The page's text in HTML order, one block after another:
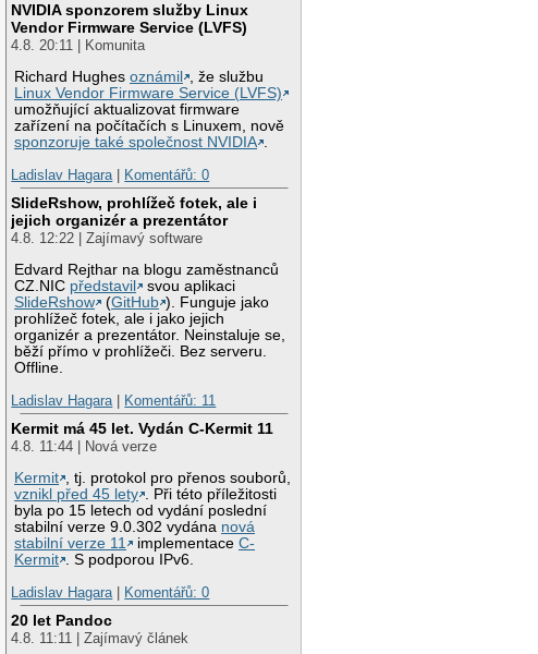
NVIDIA sponzorem služby Linux
Vendor Firmware Service (LVFS)
4.8. 20:11 | Komunita
Richard Hughesoznámil
, že službu
Linux Vendor Firmware Service (LVFS)
umožňující aktualizovat firmware
zařízení na počítačích s Linuxem, nově
sponzoruje také společnost NVIDIA .
Ladislav Hagara | Komentářů: 0
SlideRshow, prohlížeč fotek, ale i
jejich organizér a prezentátor
4.8. 12:22 | Zajímavý software
Edvard Rejthar na blogu zaměstnanců
CZ.NIC představil
svou aplikaci
SlideRshow
(GitHub ). Funguje jako
prohlížeč fotek, ale i jako jejich
organizér a prezentátor. Neinstaluje se,
běží přímo v prohlížeči. Bez serveru.
Offline.
Ladislav Hagara | Komentářů: 11
Kermit má 45 let. Vydán C-Kermit 11
4.8. 11:44 | Nová verze
Kermit , tj. protokol pro přenos souborů,
vznikl před 45 lety . Při této příležitosti
byla po 15 letech od vydání poslední
stabilní verze 9.0.302 vydána nová
stabilní verze 11
implementaceC-
Kermit . S podporou IPv6.
Ladislav Hagara | Komentářů: 0
20 let Pandoc
4.8. 11:11 | Zajímavý článek